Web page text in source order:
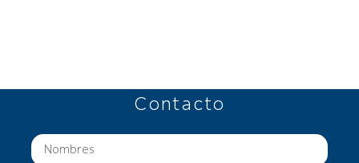
Contacto